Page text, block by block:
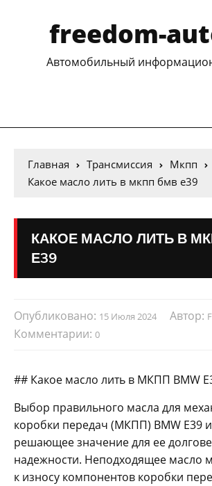
freedom-
Автомобильный
Главная Трансмиссия
Мкпп
Какое масло лить в мкпп бмв е39
КАКОЕ МАСЛО ЛИТЬ В
Е39
Опубликовано: 15 Июля 2024 Автор:
Комментарии: 0
## Какое масло лить в МКПП BMW
Выбор правильного масла для
коробки передач (МКПП) BMW E39
решающее значение для ее
надежности. Неподходящее масло
к износу компонентов коробки